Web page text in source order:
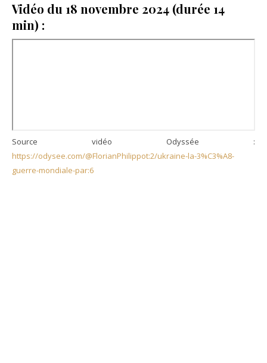
Vidéo du 18 novembre 2024 (durée 14
min) :
Source vidéo Odyssée :
https://odysee.com/@FlorianPhilippot:2/ukraine-la-3%C3%A8-
guerre-mondiale-par:6